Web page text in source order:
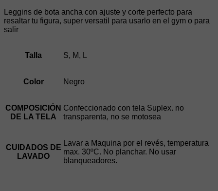
Leggins de bota ancha con ajuste y corte perfecto para
resaltar tu figura, super versatil para usarlo en el gym o para
salir
Talla S, M, L
Color Negro
COMPOSICIÓN
DE LA TELA
Confeccionado con tela Suplex. no
transparenta, no se motosea
CUIDADOS DE
LAVADO
Lavar a Maquina por el revés, temperatura
max. 30ºC. No planchar. No usar
blanqueadores.